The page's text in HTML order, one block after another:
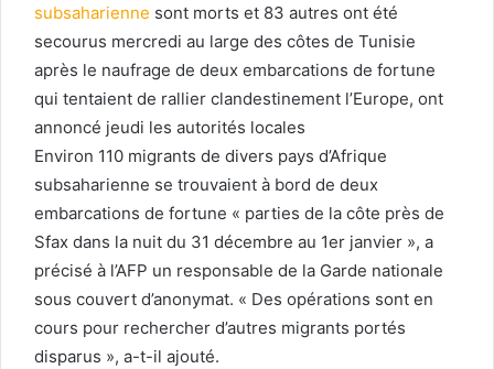
subsaharienne sont morts et 83 autres ont été
secourus mercredi au large des côtes de Tunisie
après le naufrage de deux embarcations de fortune
qui tentaient de rallier clandestinement l’Europe, ont
annoncé jeudi les autorités locales
Environ 110 migrants de divers pays d’Afrique
subsaharienne se trouvaient à bord de deux
embarcations de fortune « parties de la côte près de
Sfax dans la nuit du 31 décembre au 1er janvier », a
précisé à l’AFP un responsable de la Garde nationale
sous couvert d’anonymat. « Des opérations sont en
cours pour rechercher d’autres migrants portés
disparus », a-t-il ajouté.